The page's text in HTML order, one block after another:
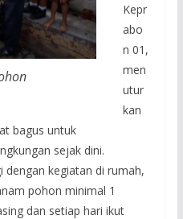
Kepr
abo
n 01,
men
utur
kan
bagus untuk
sejak dini.
dengan kegiatan di rumah,
pohon minimal 1
dan setiap hari ikut